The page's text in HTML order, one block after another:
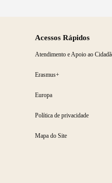
Acessos Rápidos
Atendimento e Apoio ao
Erasmus+
Europa
Política de privacidade
Mapa do Site